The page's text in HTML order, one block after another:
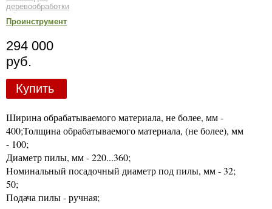
деревообработки
Проинструмент
294 000
руб.
Купить
Ширина обрабатываемого материала, не более, мм -
400;Толщина обрабатываемого материала, (не более), мм
- 100;
Диаметр пилы, мм - 220...360;
Номинальный посадочный диаметр под пилы, мм - 32;
50;
Подача пилы - ручная;